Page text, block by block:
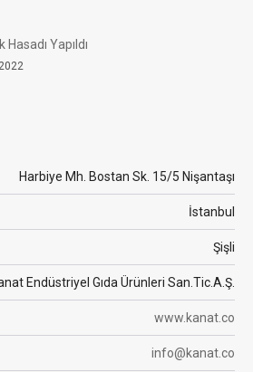
Yapıldı
Harbiye Mh. Bostan Sk. 15/5 Nişantaşı
İstanbul
Şişli
Endüstriyel Gıda Ürünleri San.Tic.A.Ş.
www.kanat.co
info@kanat.co